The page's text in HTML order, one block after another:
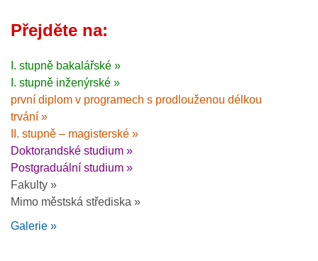
Přejděte na:
I. stupně bakalářské »
I. stupně inženýrské »
první diplom v programech s prodlouženou délkou
trvání »
II. stupně – magisterské »
Doktorandské studium »
Postgraduální studium »
Fakulty »
Mimo městská střediska »
Galerie »